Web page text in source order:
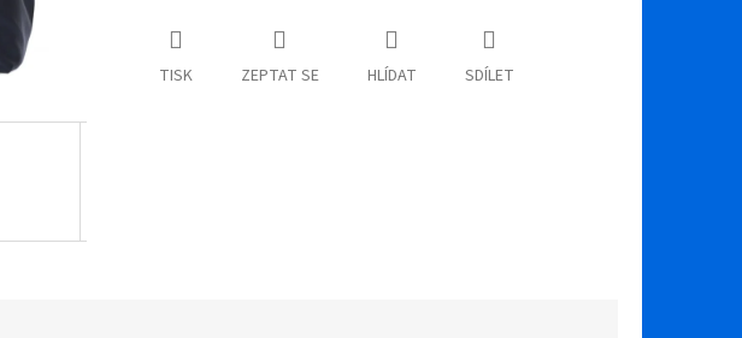
TISK ZEPTAT SE HLÍDAT SDÍLET